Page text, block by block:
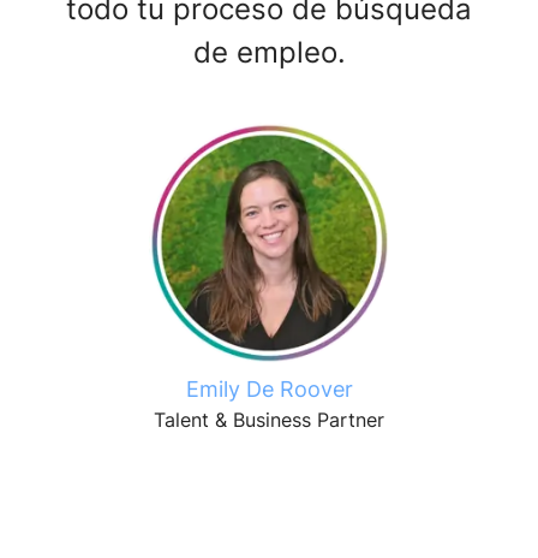
todo tu proceso de búsqueda
de empleo.
Emily De Roover
Talent & Business Partner